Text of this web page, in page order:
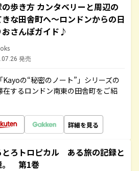
歩き方 カンタベリーと周辺の
きな田舎町へ～ロンドンからの日
おさんぽガイド♪
発売
の“秘密のノート”」シリーズの
するロンドン南東の田舎町をご紹
詳細を見る
とろトロピカル ある旅の記録と
。 第1巻